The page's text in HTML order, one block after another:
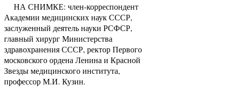
НА СНИМКЕ: член-корреспондент
Академии медицинских наук СССР,
заслуженный деятель науки РСФСР,
главный хирург Министерства
здравохранения СССР, ректор Первого
московского ордена Ленина и Красной
Звезды медицинского института,
профессор М.И. Кузин.